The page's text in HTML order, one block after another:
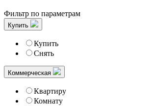
Фильтр по параметрам
Купить
Купить
Снять
Коммерческая
Квартиру
Комнату